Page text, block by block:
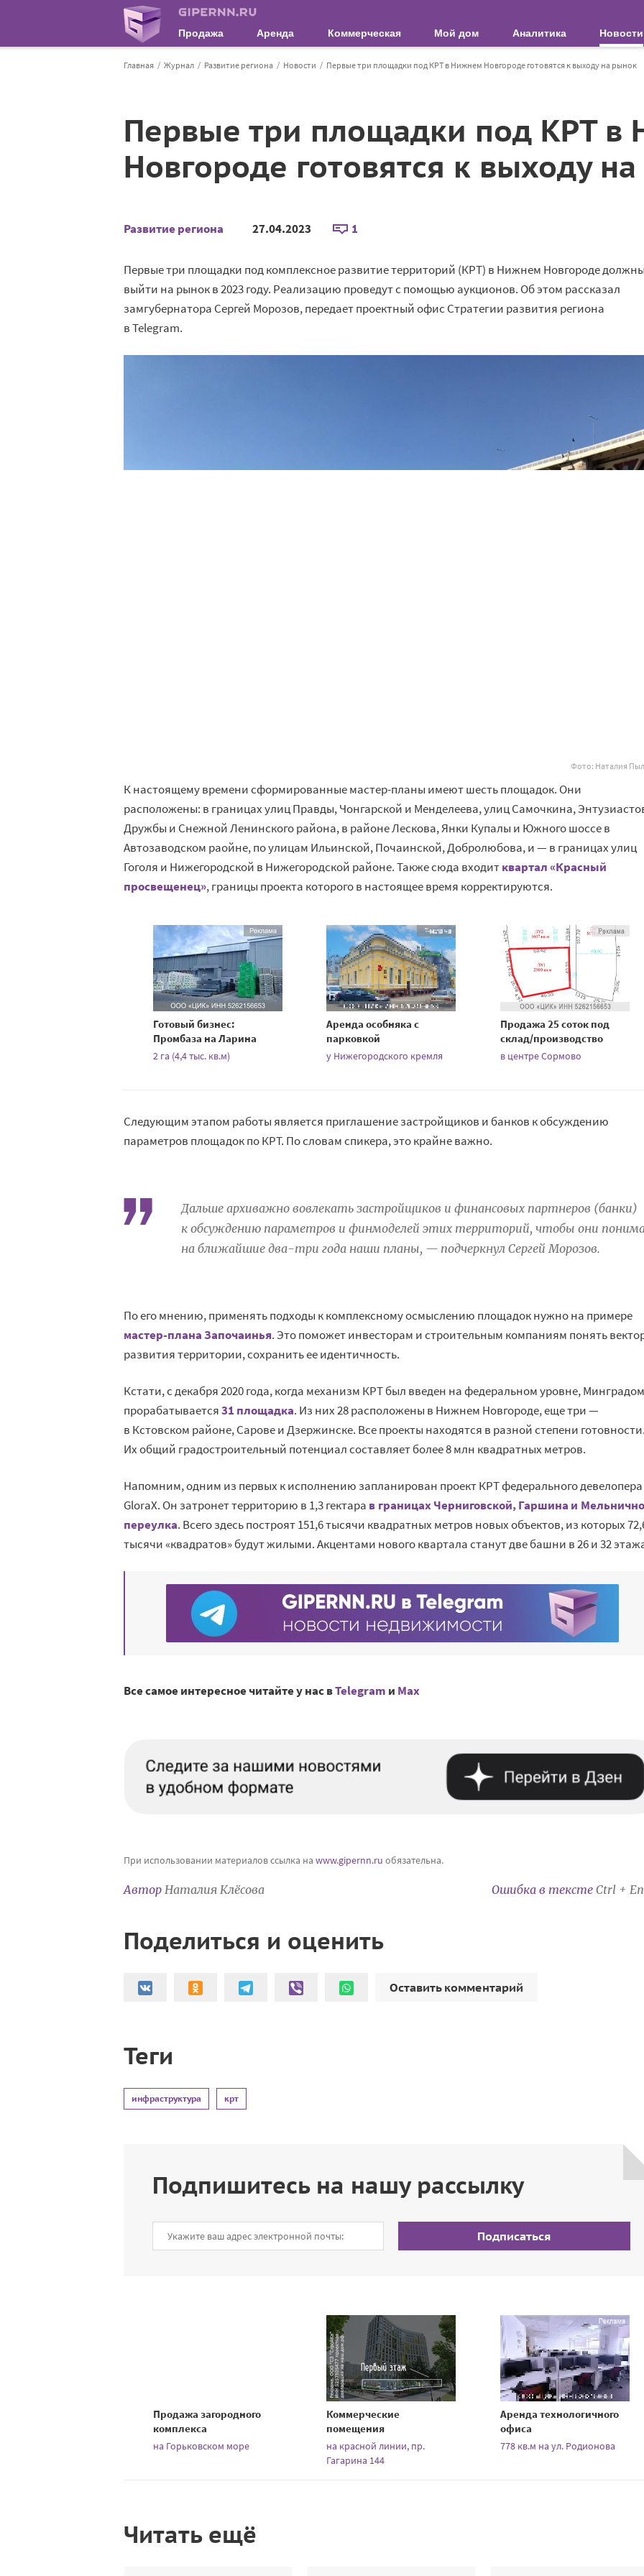
Продажа Аренда Коммерческая Мой дом Аналитика Новости
Главная Журнал Развитие региона Новости Первые три площадки под КРТ в Нижнем Новгороде готовятся к выходу на рынок
Первые три площадки под КРТ в
Новгороде готовятся к выходу
Развитие региона 27.04.2023 1
Первые три площадки под комплексное развитие территорий (КРТ) в Нижнем Новгороде
выйти на рынок в 2023 году. Реализацию проведут с помощью аукционов. Об этом рассказал
замгубернатора Сергей Морозов, передает проектный офис Стратегии развития региона
в Telegram.
Фото: Наталия
К настоящему времени сформированные мастер-планы имеют шесть площадок. Они
расположены: в границах улиц Правды, Чонгарской и Менделеева, улиц Самочкина,
Дружбы и Снежной Ленинского района, в районе Лескова, Янки Купалы и Южного шоссе в
Автозаводском раойне, по улицам Ильинской, Почаинской, Добролюбова, и — в границах улиц
Гоголя и Нижегородской в Нижегородской районе. Также сюда входитквартал «Красный
просвещенец», границы проекта которого в настоящее время корректируются.
Готовый бизнес:
Промбаза на Ларина
2 га (4,4 тыс. кв.м)
Аренда особняка с
парковкой
у Нижегородского кремля
Продажа 25 соток под
склад/производство
в центре Сормово
Следующим этапом работы является приглашение застройщиков и банков к обсуждению
параметров площадок по КРТ. По словам спикера, это крайне важно.
Дальше архиважно вовлекать застройщиков и финансовых партнеров (банки)
к обсуждению параметров и финмоделей этих территорий, чтобы они
на ближайшие два-три года наши планы, — подчеркнул Сергей Морозов.
По его мнению, применять подходы к комплексному осмыслению площадок нужно на примере
мастер-плана Започаинья. Это поможет инвесторам и строительным компаниям понять
развития территории, сохранить ее идентичность.
Кстати, с декабря 2020 года, когда механизм КРТ был введен на федеральном уровне, Минградом
прорабатывается31 площадка. Из них 28 расположены в Нижнем Новгороде, еще три —
в Кстовском районе, Сарове и Дзержинске. Все проекты находятся в разной степени
Их общий градостроительный потенциал составляет более 8 млн квадратных метров.
Напомним, одним из первых к исполнению запланирован проект КРТ федерального девелопера
GloraX. Он затронет территорию в 1,3 гектара в границах Черниговской, Гаршина и
переулка. Всего здесь построят 151,6 тысячи квадратных метров новых объектов, из которых
тысячи «квадратов» будут жилыми. Акцентами нового квартала станут две башни в 26 и 32
Все самое интересное читайте у нас вTelegram и Mах
При использовании материалов ссылка на www.gipernn.ru обязательна.
Автор Наталия Клёсова Ошибка в тексте Ctrl +
Поделиться и оценить
Оставить комментарий
Теги
инфраструктура крт
Подпишитесь на нашу рассылку
Подписаться
Продажа загородного
комплекса
на Горьковском море
Коммерческие
помещения
на красной линии, пр.
Гагарина 144
Аренда технологичного
офиса
778 кв.м на ул. Родионова
Читать ещё